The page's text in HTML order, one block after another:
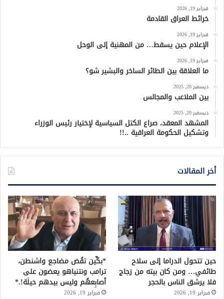
فبراير 19, 2026
خرائط العراق القادمة
فبراير 19, 2026
الإعلام حين يسقط… من المهنية إلى الوحل
فبراير 19, 2026
ما العلاقة بين الطائر الساخر والبشير شو؟
ديسمبر 20, 2025
بين الملاعب والمجالس
ديسمبر 20, 2025
المشهد المعقد، صراع الكتل السياسية لإختيار رئيس الوزراء
وتشكيل الحكومة العراقية ..!!
أخر المقالات
حين تتحول الدراما إلى سلاح
طائفي… ومن كان بيته من زجاج
فلا يرشق الناس بالحجر
فبراير 19, 2026
*بكِّين تقُض مضاجع واشنطن،
ترامب ونتنياهو يعضون على
أصابِعهُم وليس بيدهم حيلَة!.*
فبراير 19, 2026